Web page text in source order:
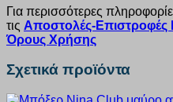
Για περισσότερες
τις Αποστολές-Επιστροφές
Όρους Χρήσης
Σχετικά προϊόντα